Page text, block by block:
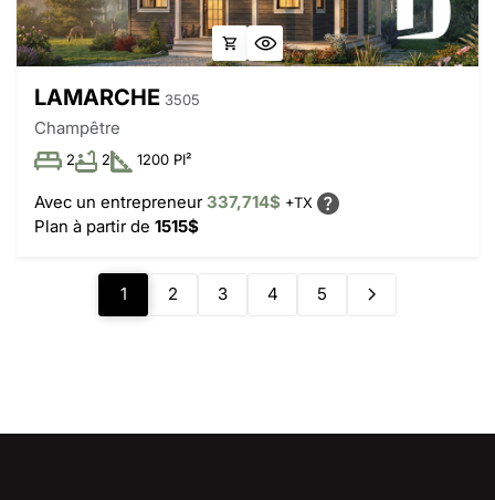
LAMARCHE 3505
Champêtre
2 2 1200 PI²
Avec un entrepreneur337,714$ +TX
Plan à partir de 1515$
1 2 3 4 5